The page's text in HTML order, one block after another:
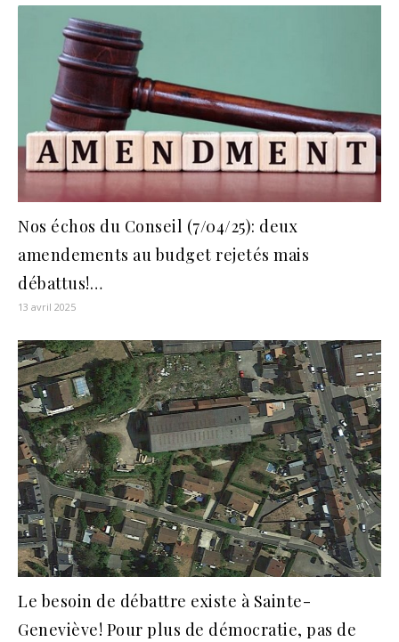
Nos échos du Conseil (7/04/25): deux
amendements au budget rejetés mais
débattus!…
13 avril 2025
Le besoin de débattre existe à Sainte-
Geneviève! Pour plus de démocratie, pas de